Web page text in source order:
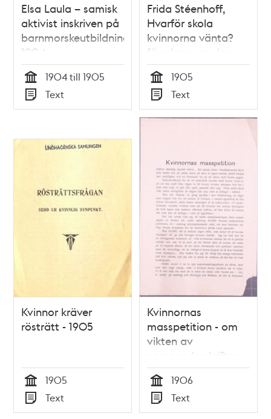
Elsa Laula – samisk
aktivist inskriven på
barnmorskeutbildning
1904
Tid
1904 till 1905
Typ
Text
Frida Stéenhoff,
Hvarför skola
kvinnorna vänta?
föredrag om den
kvinnliga rösträtten,
hållet i Stockholm
den 23 nov 1905
Tid
1905
Typ
Text
Kvinnor kräver
rösträtt - 1905
Tid
1905
Typ
Text
Kvinnornas
masspetition - om
vikten av
namnunderskrifter
för kvinnlig rösträtt
1906
Tid
1906
Typ
Text